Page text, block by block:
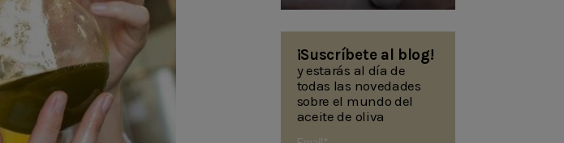
¡Suscríbete al blog!
y estarás al día de
todas las novedades
sobre el mundo del
aceite de oliva